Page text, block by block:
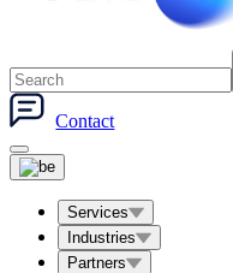
Contact
Services
Industries
Partners